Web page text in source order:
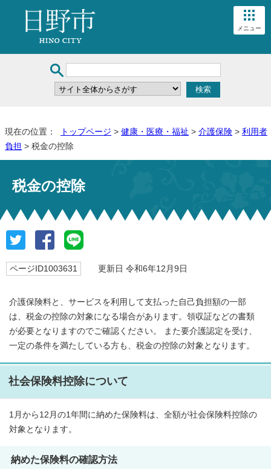
メニュー
現在の位置： トップページ > 健康・医療・福祉 > 介護保険 > 利用者
負担 > 税金の控除
税金の控除
ページID1003631 更新日 令和6年12月9日
介護保険料と、サービスを利用して支払った自己負担額の一部
は、税金の控除の対象になる場合があります。領収証などの書類
が必要となりますのでご確認ください。 また要介護認定を受け、
一定の条件を満たしている方も、税金の控除の対象となります。
社会保険料控除について
1月から12月の1年間に納めた保険料は、全額が社会保険料控除の
対象となります。
納めた保険料の確認方法